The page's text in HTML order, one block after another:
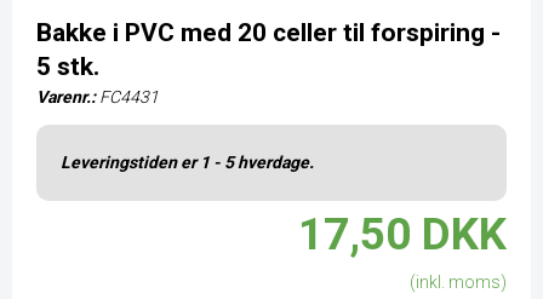
Bakke i PVC med 20 celler til forspiring -
5 stk.
Varenr.: FC4431
Leveringstiden er 1 - 5 hverdage.
17,50 DKK
(inkl. moms)